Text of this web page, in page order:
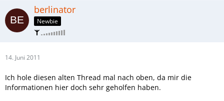
berlinator
Newbie
14. Juni 2011
Ich hole diesen alten Thread mal nach oben, da mir die
Informationen hier doch sehr geholfen haben.